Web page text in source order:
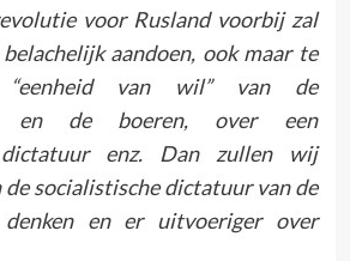
voor Rusland voorbij zal
aandoen, ook maar te
“eenheid van wil” van de
en de boeren, over een
dictatuur enz. Dan zullen wij
de socialistische dictatuur van de
denken en er uitvoeriger over